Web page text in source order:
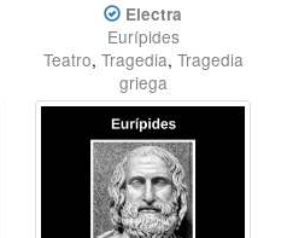
Electra
Eurípides
Teatro, Tragedia, Tragedia
griega